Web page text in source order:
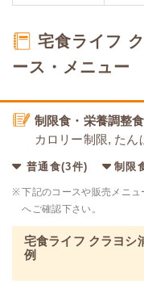
宅食ライフ
ース・メニュー
制限食・栄養調整
カロリー制限, たん
普通食(3件) 制限
※下記のコースや販売メニ
へご確認下さい。
宅食ライフ クラヨ
例